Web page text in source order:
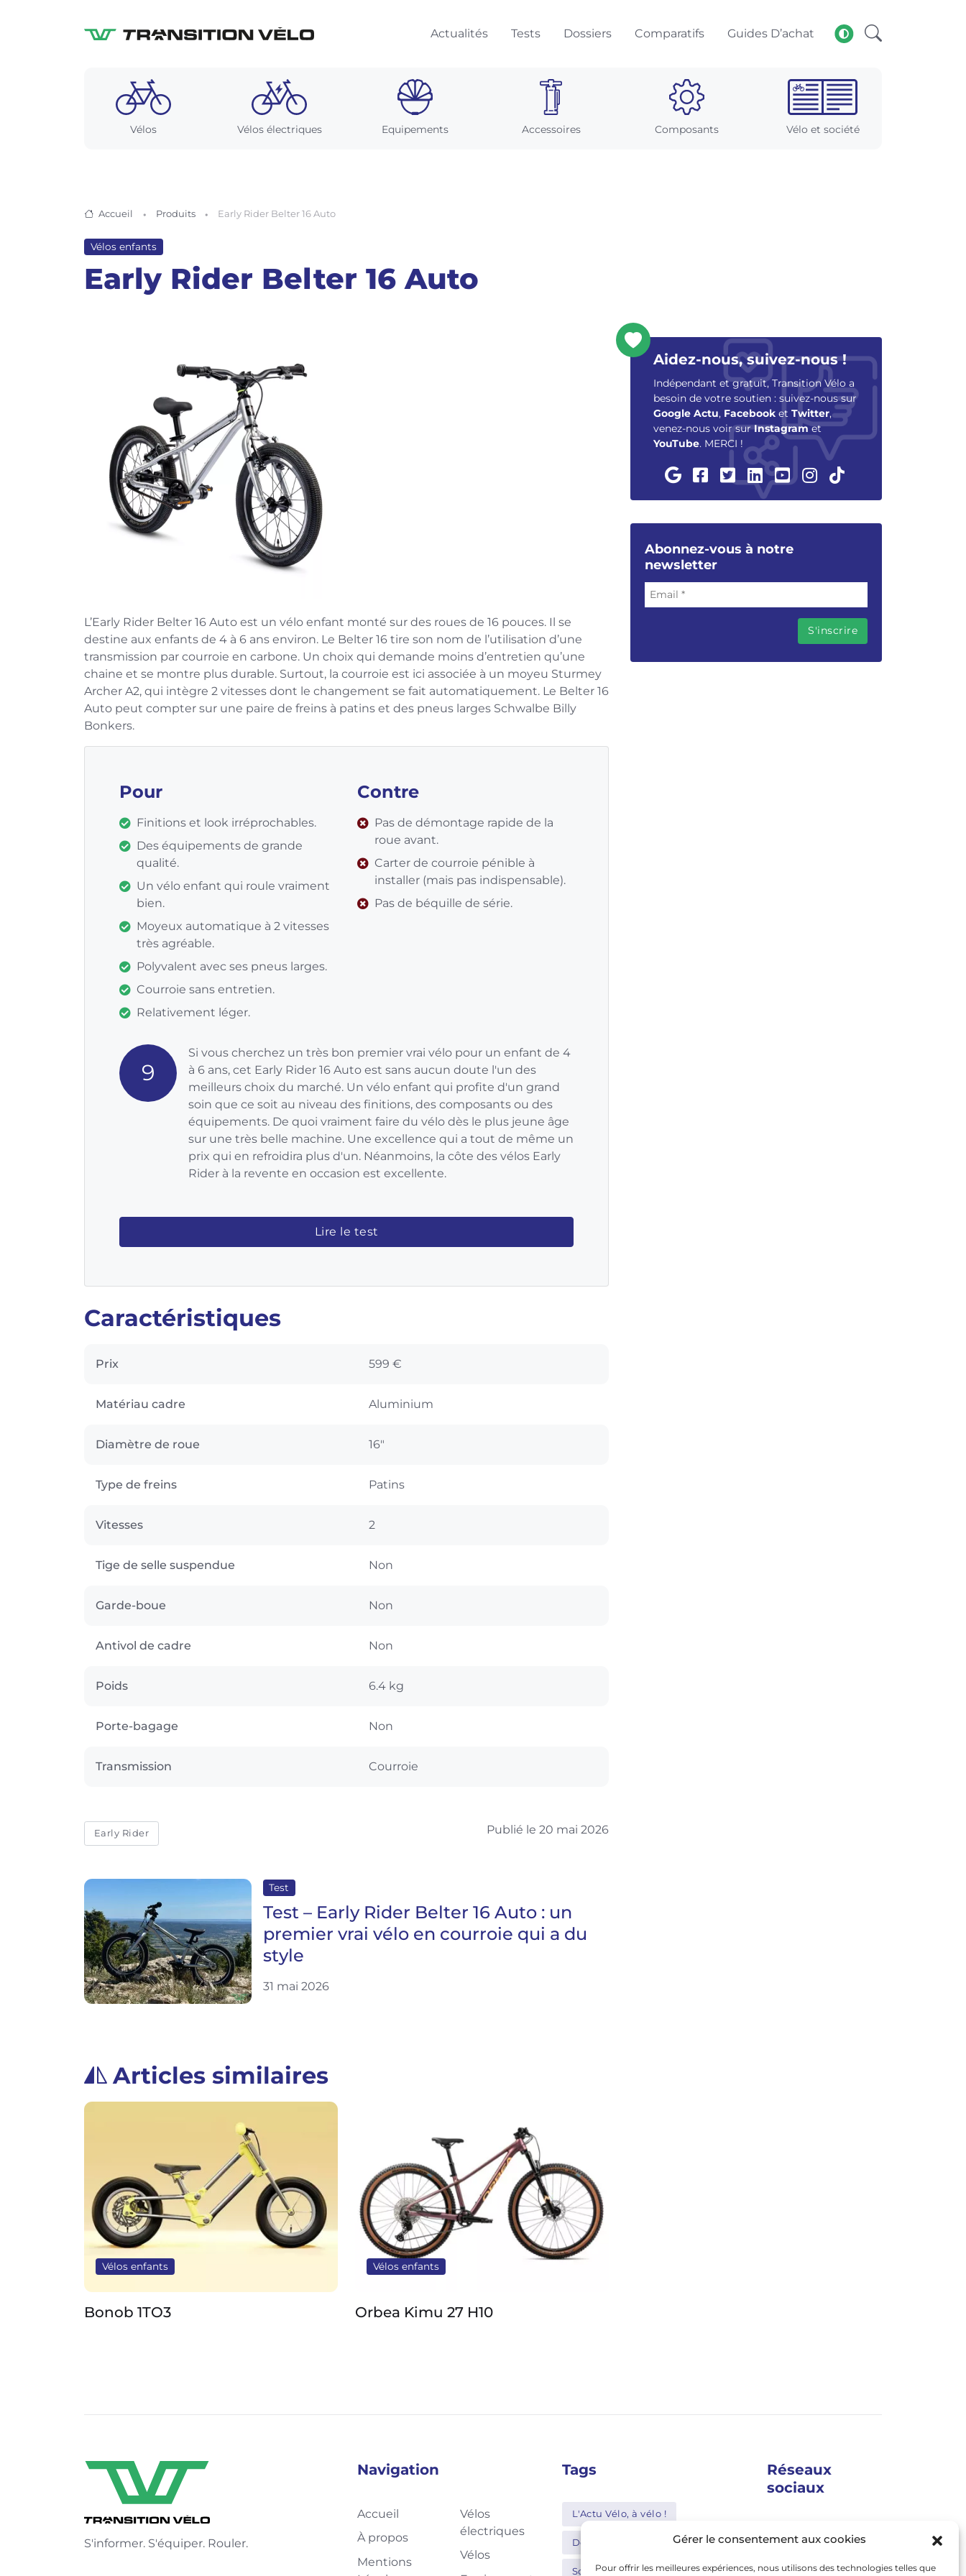
Gérer le consentement aux cookies
Pour offrir les meilleures expériences, nous utilisons des technologies telles que
Actualités Tests Dossiers Comparatifs Guides D’achat
Vélos Vélos électriques Equipements Accessoires Composants Vélo et société
Accueil Produits Early Rider Belter 16 Auto
Vélos enfants
Early Rider Belter 16 Auto
L’Early Rider Belter 16 Auto est un vélo enfant monté sur des roues de 16 pouces. Il se
destine aux enfants de 4 à 6 ans environ. Le Belter 16 tire son nom de l’utilisation d’une
transmission par courroie en carbone. Un choix qui demande moins d’entretien qu’une
chaine et se montre plus durable. Surtout, la courroie est ici associée à un moyeu Sturmey
Archer A2, qui intègre 2 vitesses dont le changement se fait automatiquement. Le Belter 16
Auto peut compter sur une paire de freins à patins et des pneus larges Schwalbe Billy
Bonkers.
Pour
Finitions et look irréprochables.
Des équipements de grande
qualité.
Un vélo enfant qui roule vraiment
bien.
Moyeux automatique à 2 vitesses
très agréable.
Polyvalent avec ses pneus larges.
Courroie sans entretien.
Relativement léger.
Contre
Pas de démontage rapide de la
roue avant.
Carter de courroie pénible à
installer (mais pas indispensable).
Pas de béquille de série.
9
Si vous cherchez un très bon premier vrai vélo pour un enfant de 4
à 6 ans, cet Early Rider 16 Auto est sans aucun doute l'un des
meilleurs choix du marché. Un vélo enfant qui profite d'un grand
soin que ce soit au niveau des finitions, des composants ou des
équipements. De quoi vraiment faire du vélo dès le plus jeune âge
sur une très belle machine. Une excellence qui a tout de même un
prix qui en refroidira plus d'un. Néanmoins, la côte des vélos Early
Rider à la revente en occasion est excellente.
Lire le test
Caractéristiques
Prix 599 €
Matériau cadre Aluminium
Diamètre de roue 16"
Type de freins Patins
Vitesses 2
Tige de selle suspendue Non
Garde-boue Non
Antivol de cadre Non
Poids 6.4 kg
Porte-bagage Non
Transmission Courroie
Early Rider Publié le 20 mai 2026
Test
Test – Early Rider Belter 16 Auto : un
premier vrai vélo en courroie qui a du
style
31 mai 2026
Articles similaires
Vélos enfants
Bonob 1TO3
Vélos enfants
Orbea Kimu 27 H10
Aidez-nous, suivez-nous !
Indépendant et gratuit, Transition Vélo a
besoin de votre soutien : suivez-nous sur
Google Actu, Facebook et Twitter,
venez-nous voir surInstagramet
YouTube. MERCI !
Abonnez-vous à notre
newsletter
S'informer. S'équiper. Rouler.
Navigation
Accueil
À propos
Mentions
Vélos
électriques
Vélos
Tags
L'Actu Vélo, à vélo !
Decathlon Shimano
Schwalbe Bosch
Réseaux
sociaux